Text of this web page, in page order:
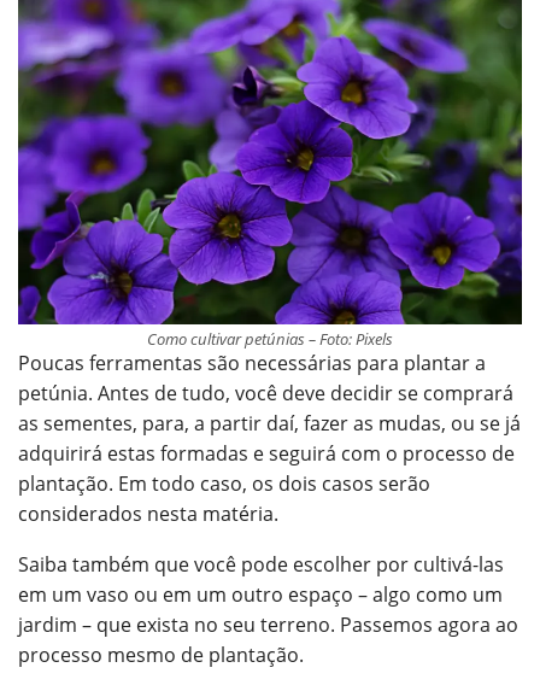
Como cultivar petúnias – Foto: Pixels
Poucas ferramentas são necessárias para plantar a
petúnia. Antes de tudo, você deve decidir se comprará
as sementes, para, a partir daí, fazer as mudas, ou se já
adquirirá estas formadas e seguirá com o processo de
plantação. Em todo caso, os dois casos serão
considerados nesta matéria.
Saiba também que você pode escolher por cultivá-las
em um vaso ou em um outro espaço – algo como um
jardim – que exista no seu terreno. Passemos agora ao
processo mesmo de plantação.